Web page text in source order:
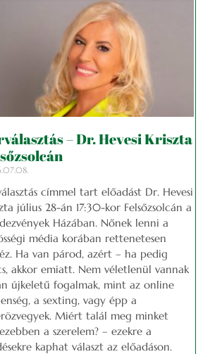
– Dr. Hevesi Kriszta
címmel tart előadást Dr. Hevesi
július 28-án 17:30-kor Felsőzsolcán a
Házában. Nőnek lenni a
média korában rettenetesen
Ha van párod, azért – ha pedig
akkor emiatt. Nem véletlenül vannak
újkeletű fogalmak, mint az online
a sexting, vagy épp a
Miért talál meg minket
a szerelem? – ezekre a
kaphat választ az előadáson.